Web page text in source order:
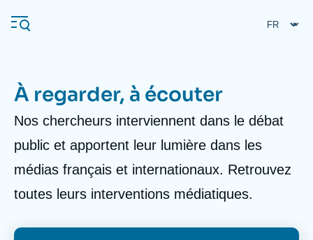
au
contenu
Navigation
L'Ifri
Analyses
Body
À regarder, à écouter
Nos chercheurs interviennent dans le débat
public et apportent leur lumière dans les
médias français et internationaux. Retrouvez
toutes leurs interventions médiatiques.